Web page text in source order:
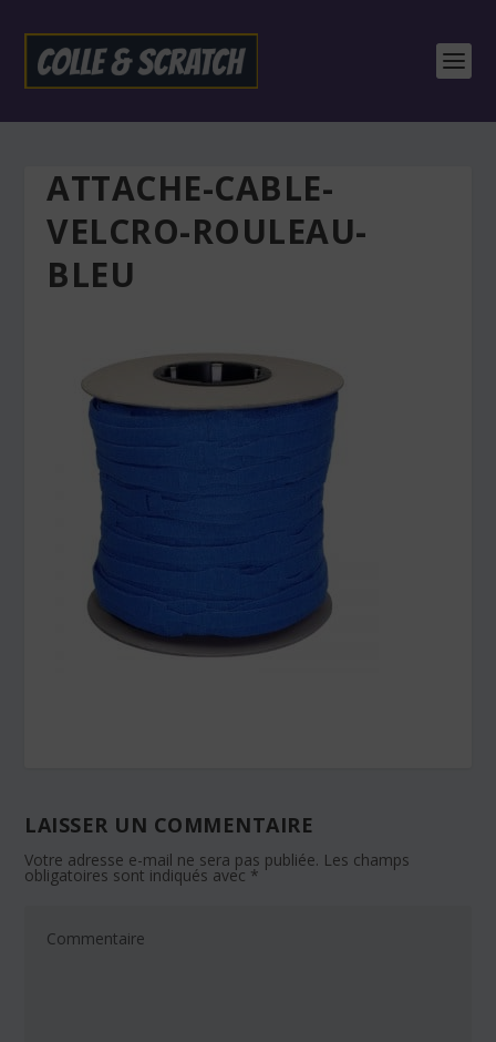
ATTACHE-CABLE-
VELCRO-ROULEAU-
BLEU
LAISSER UN COMMENTAIRE
Votre adresse e-mail ne sera pas publiée. Les champs
obligatoires sont indiqués avec *